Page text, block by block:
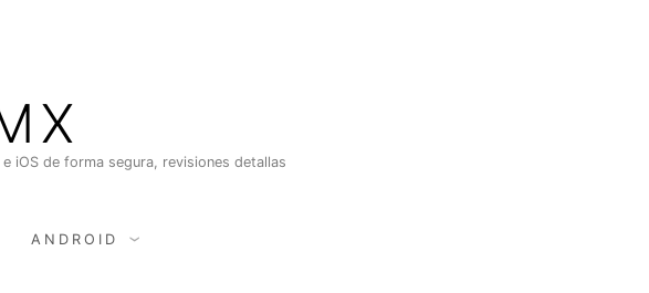
iOS de forma segura, revisiones detallas
ANDROID